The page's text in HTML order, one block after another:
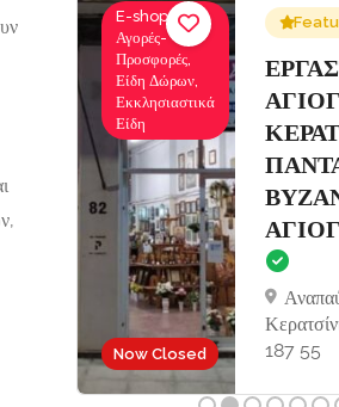
Now Closed
E-shops,
Αγορές-
Προσφορές,
Είδη Δώρων,
Εκκλησιαστικά
Είδη
187 55